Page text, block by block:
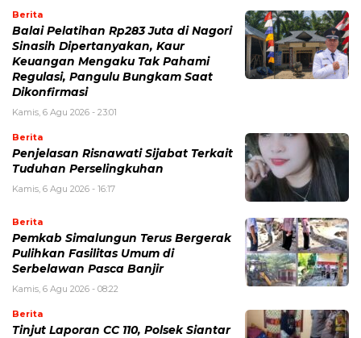
Berita
Balai Pelatihan Rp283 Juta di Nagori
Sinasih Dipertanyakan, Kaur
Keuangan Mengaku Tak Pahami
Regulasi, Pangulu Bungkam Saat
Dikonfirmasi
Kamis, 6 Agu 2026 - 23:01
Berita
Penjelasan Risnawati Sijabat Terkait
Tuduhan Perselingkuhan
Kamis, 6 Agu 2026 - 16:17
Berita
Pemkab Simalungun Terus Bergerak
Pulihkan Fasilitas Umum di
Serbelawan Pasca Banjir
Kamis, 6 Agu 2026 - 08:22
Berita
Tinjut Laporan CC 110, Polsek Siantar